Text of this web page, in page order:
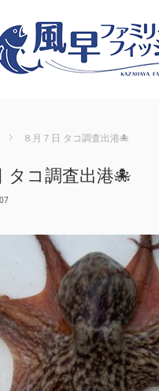
８月７日 タコ調査出港🐙
タコ調査出港🐙